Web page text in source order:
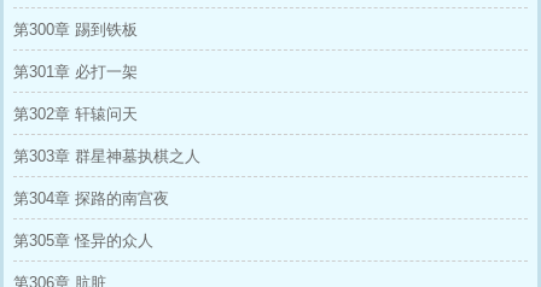
第300章 踢到铁板
第301章 必打一架
第302章 轩辕问天
第303章 群星神墓执棋之人
第304章 探路的南宫夜
第305章 怪异的众人
第306章 肮脏